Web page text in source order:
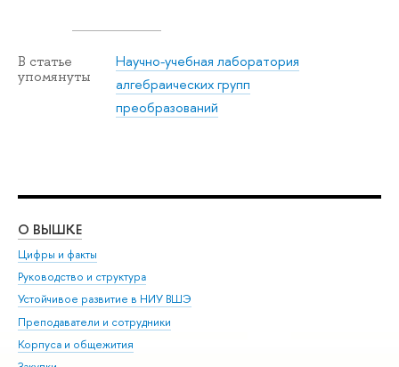
В статье
упомянуты
Научно-учебная лаборатория
алгебраических групп
преобразований
О ВЫШКЕ
Цифры и факты
Руководство и структура
Устойчивое развитие в НИУ ВШЭ
Преподаватели и сотрудники
Корпуса и общежития